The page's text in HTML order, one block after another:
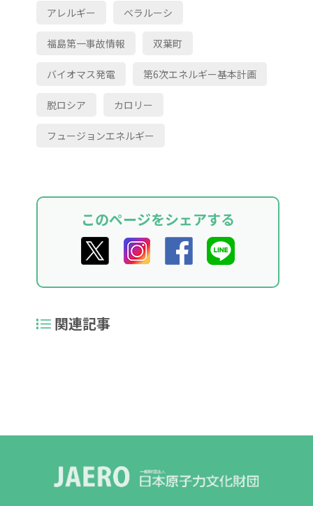
アレルギー ベラルーシ
福島第一事故情報 双葉町
バイオマス発電 第6次エネルギー基本計画
脱ロシア カロリー
フュージョンエネルギー
このページをシェアする
関連記事